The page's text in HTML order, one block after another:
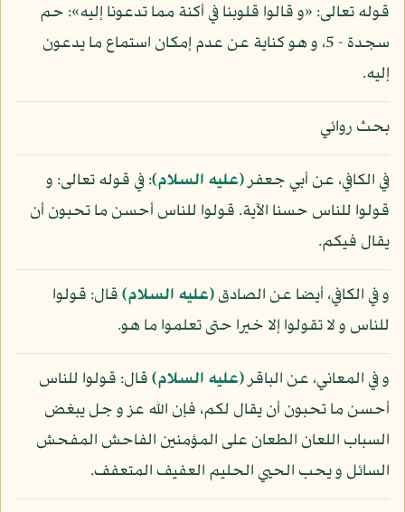
قوله تعالى: «و قالوا قلوبنا في أكنة مما تدعونا إليه»: حم
سجدة - 5، و هو كناية عن عدم إمكان استماع ما يدعون
إليه.
بحث روائي
في الكافي، عن أبي جعفر(عليه السلام): في قوله تعالى: و
قولوا للناس حسنا الآية. قولوا للناس أحسن ما تحبون أن
يقال فيكم.
و في الكافي، أيضا عن الصادق(عليه السلام)قال: قولوا
للناس و لا تقولوا إلا خيرا حتى تعلموا ما هو.
و في المعاني، عن الباقر(عليه السلام)قال: قولوا للناس
أحسن ما تحبون أن يقال لكم، فإن الله عز و جل يبغض
السباب اللعان الطعان على المؤمنين الفاحش المفحش
السائل و يحب الحيي الحليم العفيف المتعفف.